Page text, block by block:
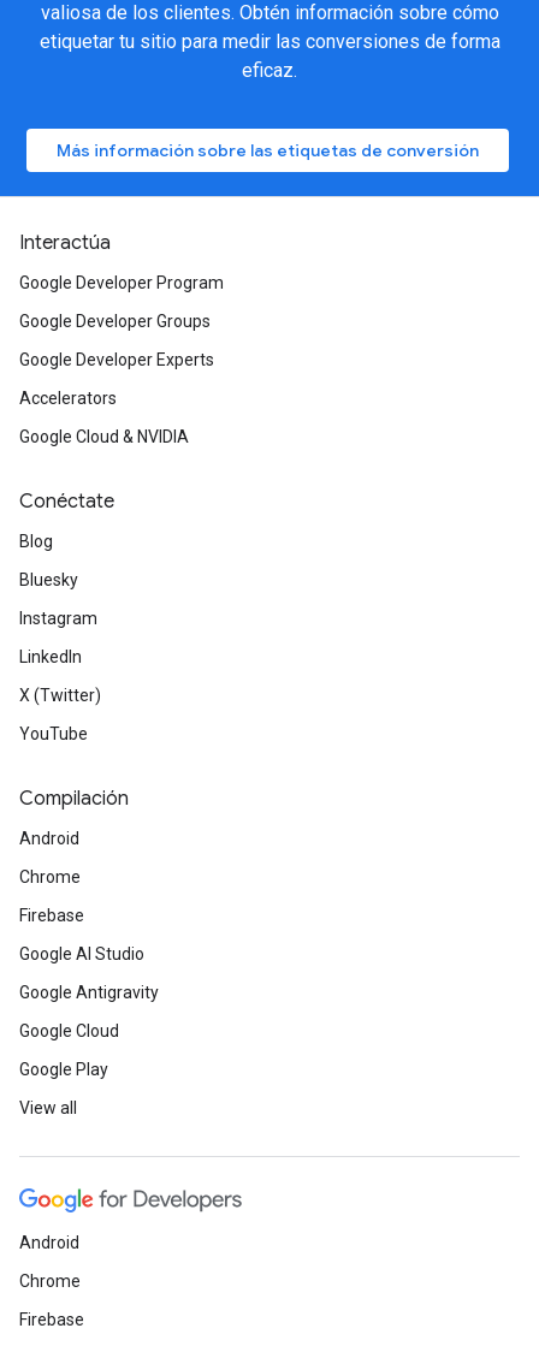
valiosa de los clientes. Obtén información sobre cómo
etiquetar tu sitio para medir las conversiones de forma
eficaz.
Más información sobre las etiquetas de conversión
Interactúa
Google Developer Program
Google Developer Groups
Google Developer Experts
Accelerators
Google Cloud & NVIDIA
Conéctate
Blog
Bluesky
Instagram
LinkedIn
X (Twitter)
YouTube
Compilación
Android
Chrome
Firebase
Google AI Studio
Google Antigravity
Google Cloud
Google Play
View all
Android
Chrome
Firebase